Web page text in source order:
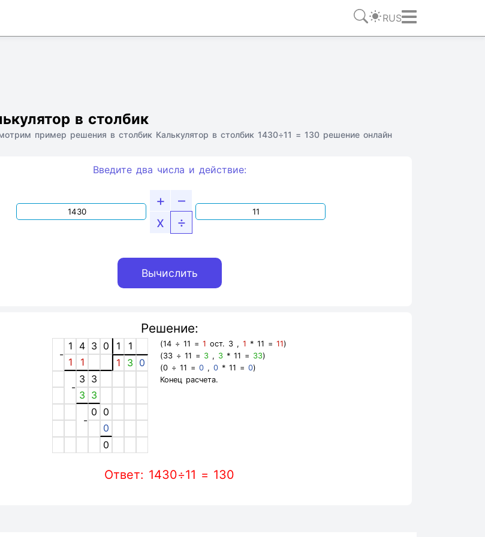
RUS
в столбик
пример решения в столбик Калькулятор в столбик 1430÷11 = 130 решение онлайн
Введите два числа и действие:
+
–
x
÷
Решение:
-
1 4 3 0 1
1
1
1 1 3 0
-
3 3
3 3
-
0 0
0
0
(14 ÷ 11 =1 ост. 3 ,1 * 11 =11)
(33 ÷ 11 = 3 , 3 * 11 = 33)
(0 ÷ 11 =0 ,0 * 11 =0)
Конец расчета.
Ответ: 1430÷11 = 130